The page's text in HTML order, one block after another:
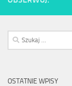
Szukaj:
OSTATNIE WPISY